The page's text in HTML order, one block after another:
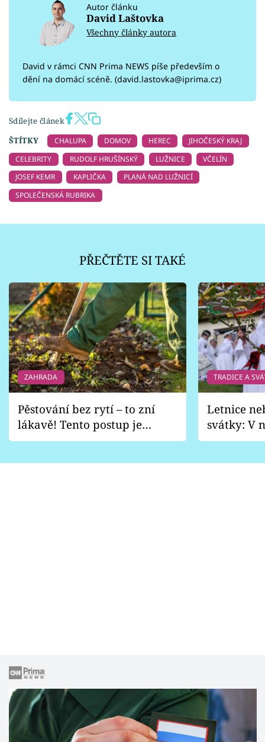
Autor článku
David Laštovka
Všechny články autora
David v rámci CNN Prima NEWS píše především o
dění na domácí scéně. (david.lastovka@iprima.cz)
Sdílejte článek
ŠTÍTKY
CHALUPA DOMOV HEREC
JIHOČESKÝ KRAJ
CELEBRITY
RUDOLF HRUŠÍNSKÝ LUŽNICE
VČELÍN
JOSEF KEMR
KAPLIČKA
PLANÁ NAD LUŽNICÍ
SPOLEČENSKÁ RUBRIKA
PŘEČTĚTE SI TAKÉ
ZAHRADA
Pěstování bez rytí – to zní
lákavě! Tento postup je
vhodný jen pro některé
TRADICE A
Letnice
svátky: V
pondělí